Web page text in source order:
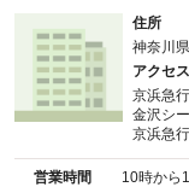
住所
神奈川
アクセス
京浜急
金沢シ
京浜急
営業時間 10時から